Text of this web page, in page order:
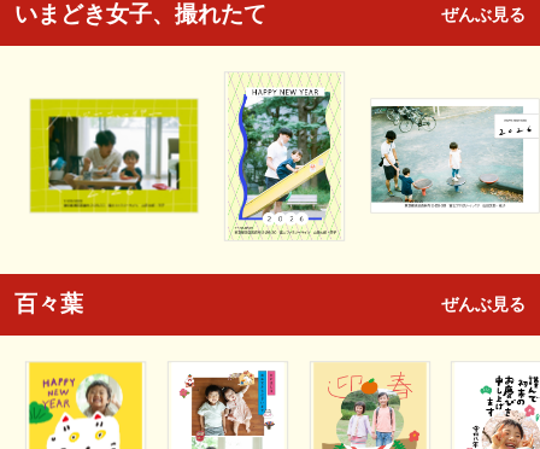
いまどき女子、撮れたて ぜんぶ見る
百々葉 ぜんぶ見る